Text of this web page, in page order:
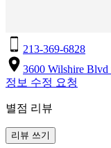
213-369-6828
3600 Wilshire Blvd
정보 수정 요청
별점 리뷰
리뷰 쓰기